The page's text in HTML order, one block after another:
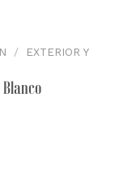
/
EXTERIOR Y
Blanco